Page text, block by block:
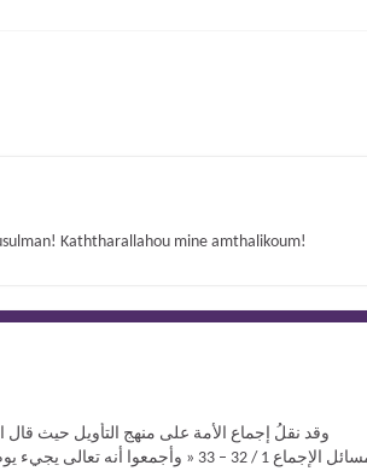
Kaththarallahou mine amthalikoum!
وقد نقلُ إجماع الأمة على منهج التأويل حيث
مسائل الإجماع 1 / 32 – 33 « وأجمعوا